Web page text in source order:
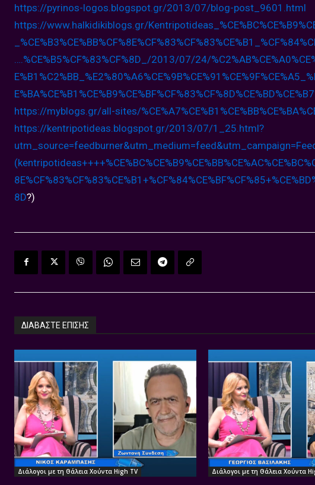
https://pyrinos-logos.blogspot. gr/2013/07/blog-post_9601.html
https://www.halkidikiblogs.gr/Kentripotideas_%CE%BC%CE%B9%
_%CE%B3%CE%BB%CF%8E%CF%83%CF%83%CE%B1_%CF%
….%CE%B5%CF%83%CF%8D_/2013/07/24/%C2%
E%B1%C2%BB_%E2%80%A6%CE%9B%CE%91%CE%
E%BA%CE%B1%CE%B9%CE%BF%CF%83%CF%8D%
https://myblogs.gr/all-sites/%
https://kentripotideas. blogspot.gr/2013/07/1_25.html?
utm_source=feedburner&utm_
(kentripotideas++++%CE%BC%CE%
8E%CF%83%CF%83%CE%B1+%
8D?)
ΔΙΑΒΑΣΤΕ ΕΠΙΣΗΣ
Διάλογοι με τη Θάλεια Χούντα High TV Διάλογοι με τη Θάλεια Χούντα